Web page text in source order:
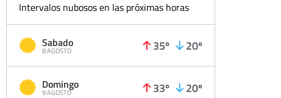
Intervalos nubosos en las próximas horas
Sabado
8 AGOSTO 35º 20º
Domingo
9 AGOSTO 33º 20º